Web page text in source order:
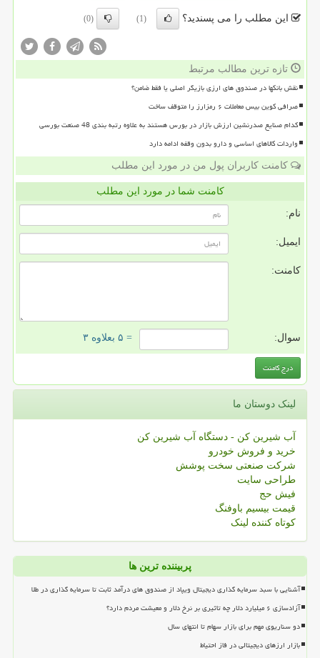
این مطلب را می پسندید؟ (1)
(0)
تازه ترین مطالب مرتبط
نقش بانکها در صندوق های ارزی بازیگر اصلی یا فقط ضامن؟
صرافی کوین بیس معاملات ۶ رمزارز را متوقف ساخت
کدام صنایع صدرنشین ارزش بازار در بورس هستند به علاوه رتبه بندی 48 صنعت بورسی
واردات کالاهای اساسی و دارو بدون وقفه ادامه دارد
کامنت کاربران پول من در مورد این مطلب
کامنت شما در مورد این مطلب
نام:
ایمیل:
کامنت:
سوال: = ۵ بعلاوه ۳
لینک دوستان ما
آب شیرین کن - دستگاه آب شیرین کن
خرید و فروش خودرو
شرکت صنعتی سخت پوشش
طراحی سایت
فیش حج
قیمت بیسیم باوفنگ
کوتاه کننده لینک
پربیننده ترین ها
آشنایی با سبد سرمایه گذاری دیجیتال ویپاد از صندوق های درآمد ثابت تا سرمایه گذاری در طلا
آزادسازی ۶ میلیارد دلار چه تاثیری بر نرخ دلار و معیشت مردم دارد؟
دو سناریوی مهم برای بازار سهام تا انتهای سال
بازار ارزهای دیجیتالی در فاز احتیاط